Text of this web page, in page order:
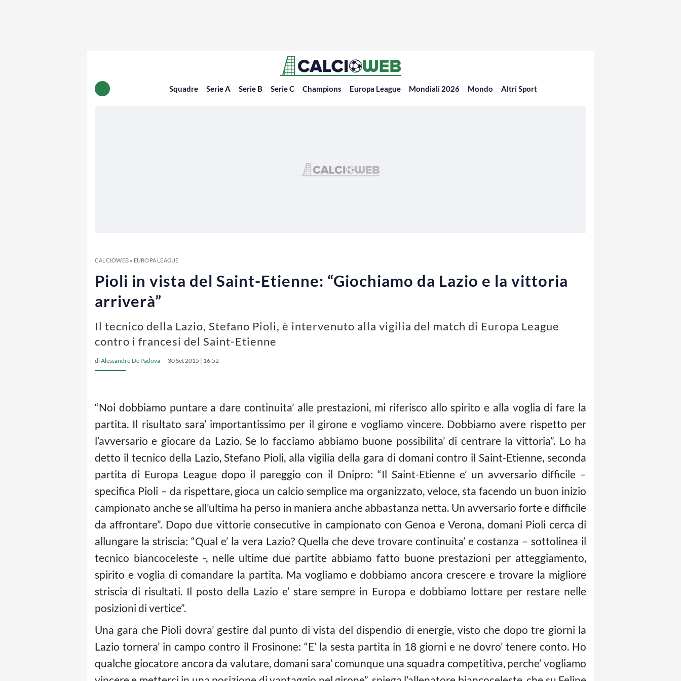
Squadre Serie A Serie B Serie C Champions Europa League Mondiali 2026 Mondo Altri Sport
CALCIOWEB» EUROPA LEAGUE
Pioli in vista del Saint-Etienne: “Giochiamo da Lazio e la vittoria
arriverà”
Il tecnico della Lazio, Stefano Pioli, è intervenuto alla vigilia del match di Europa League
contro i francesi del Saint-Etienne
diAlessandro De Padova 30 Set 2015 | 16:52
“Noi dobbiamo puntare a dare continuita’ alle prestazioni, mi riferisco allo spirito e alla voglia di fare la
partita. Il risultato sara’ importantissimo per il girone e vogliamo vincere. Dobbiamo avere rispetto per
l’avversario e giocare da Lazio. Se lo facciamo abbiamo buone possibilita’ di centrare la vittoria”. Lo ha
detto il tecnico della Lazio, Stefano Pioli, alla vigilia della gara di domani contro il Saint-Etienne, seconda
partita di Europa League dopo il pareggio con il Dnipro: “Il Saint-Etienne e’ un avversario difficile –
specifica Pioli – da rispettare, gioca un calcio semplice ma organizzato, veloce, sta facendo un buon inizio
campionato anche se all’ultima ha perso in maniera anche abbastanza netta. Un avversario forte e difficile
da affrontare”. Dopo due vittorie consecutive in campionato con Genoa e Verona, domani Pioli cerca di
allungare la striscia: “Qual e’ la vera Lazio? Quella che deve trovare continuita’ e costanza – sottolinea il
tecnico biancoceleste -, nelle ultime due partite abbiamo fatto buone prestazioni per atteggiamento,
spirito e voglia di comandare la partita. Ma vogliamo e dobbiamo ancora crescere e trovare la migliore
striscia di risultati. Il posto della Lazio e’ stare sempre in Europa e dobbiamo lottare per restare nelle
posizioni di vertice”.
Una gara che Pioli dovra’ gestire dal punto di vista del dispendio di energie, visto che dopo tre giorni la
Lazio tornera’ in campo contro il Frosinone: “E’ la sesta partita in 18 giorni e ne dovro’ tenere conto. Ho
qualche giocatore ancora da valutare, domani sara’ comunque una squadra competitiva, perche’ vogliamo